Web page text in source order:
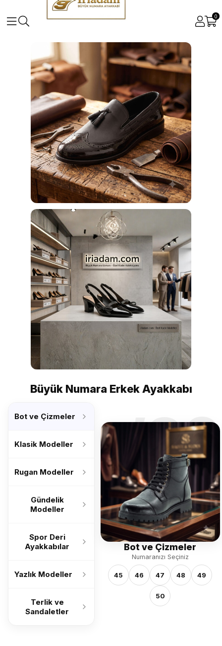
0
Büyük ve Küçük Numara Kadın ve Erkek Ayakkabı
Büyük Numara Erkek Ayakkabı
Bot ve Çizmeler
Klasik Modeller
Rugan Modeller
Gündelik
Modeller
Spor Deri
Ayakkabılar
Yazlık Modeller
Terlik ve
Sandaletler
’26
Bot ve Çizmeler
Numaranızı Seçiniz
45 46 47 48 49
50